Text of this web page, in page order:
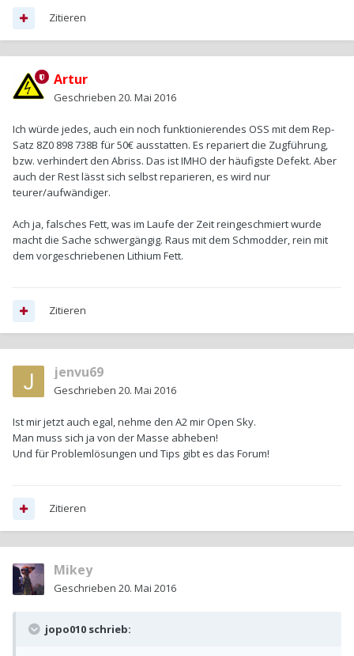
Zitieren
Artur
Geschrieben 20. Mai 2016
Ich würde jedes, auch ein noch funktionierendes OSS mit dem Rep-
Satz 8Z0 898 738B für 50€ ausstatten. Es repariert die Zugführung,
bzw. verhindert den Abriss. Das ist IMHO der häufigste Defekt. Aber
auch der Rest lässt sich selbst reparieren, es wird nur
teurer/aufwändiger.
Ach ja, falsches Fett, was im Laufe der Zeit reingeschmiert wurde
macht die Sache schwergängig. Raus mit dem Schmodder, rein mit
dem vorgeschriebenen Lithium Fett.
Zitieren
jenvu69
Geschrieben 20. Mai 2016
Ist mir jetzt auch egal, nehme den A2 mir Open Sky.
Man muss sich ja von der Masse abheben!
Und für Problemlösungen und Tips gibt es das Forum!
Zitieren
Mikey
Geschrieben 20. Mai 2016
jopo010 schrieb: